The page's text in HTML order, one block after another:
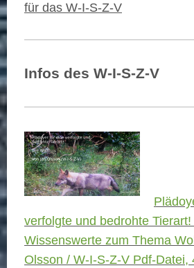
für das W-I-S-Z-V
Infos des W-I-S-Z-V
verfolgte und bedrohte
Wissenswerte zum Thema
Olsson / W-I-S-Z-V Pdf-Datei,